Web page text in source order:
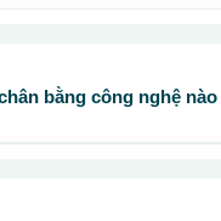
bằng công nghệ